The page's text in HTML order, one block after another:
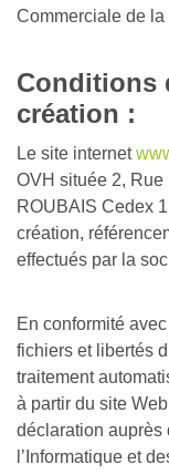
Commerciale de la
Conditions
création :
Le site internet
OVH située 2,
ROUBAIS Cedex
création,
effectués par la
En conformité
fichiers et libertés
traitement
à partir du site Web
déclaration auprès
l’Informatique et